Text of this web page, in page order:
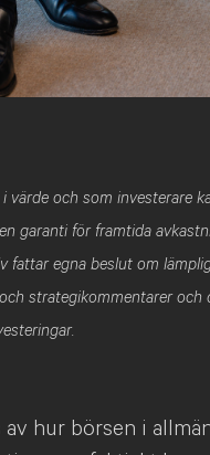
värde och som investerare
garanti för framtida
fattar egna beslut om
strategikommentarer och
hur börsen i